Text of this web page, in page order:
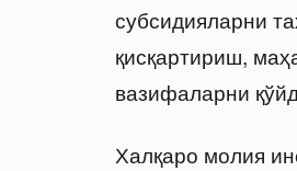
субсидияларни
қисқартириш,
вазифаларни
Халқаро молия